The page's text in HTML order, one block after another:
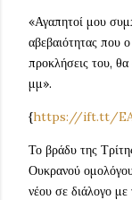
«Αγαπητοί μου
αβεβαιότητας που
προκλήσεις του,
μμ».
{https://ift.tt/
Το βράδυ της
Ουκρανού
νέου σε διάλογο με